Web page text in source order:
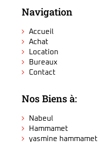
Navigation
Accueil
Achat
Location
Bureaux
Contact
Nos Biens à:
Nabeul
Hammamet
yasmine hammamet